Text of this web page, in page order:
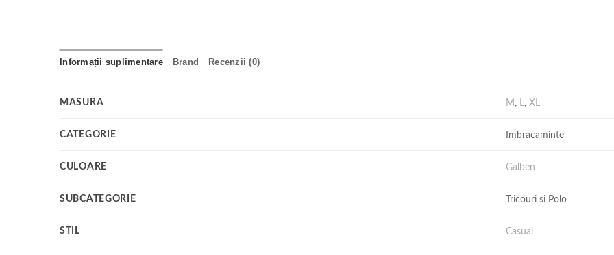
Informații suplimentare Brand Recenzii (0)
MASURA M , ,XL
CATEGORIE Imbracaminte
CULOARE Galben
SUBCATEGORIE Tricouri si Polo
STIL Casual